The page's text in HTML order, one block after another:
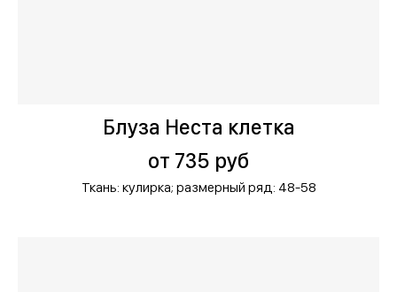
Блуза Неста клетка
от 735 руб
Ткань: кулирка; размерный ряд: 48-58